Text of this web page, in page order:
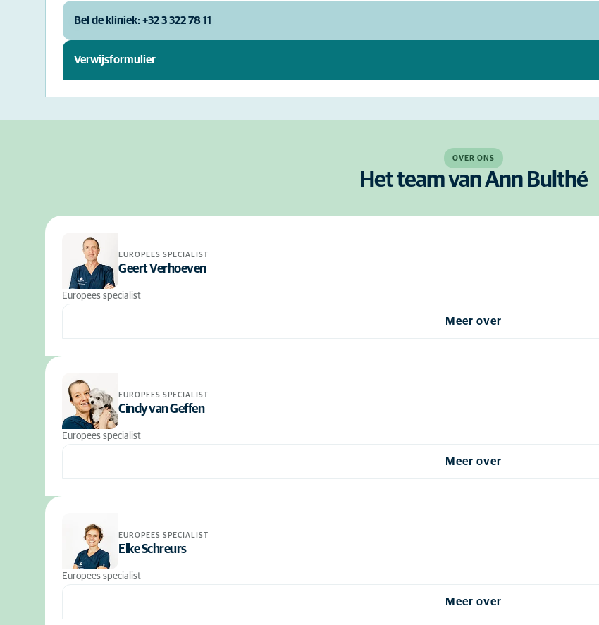
Bel de kliniek: +32 3 322 78 11
Verwijsformulier
OVER ONS
Het team van Ann Bulthé
EUROPEES SPECIALIST
Geert Verhoeven
Europees specialist
Meer over
EUROPEES SPECIALIST
Cindy van Geffen
Europees specialist
Meer over
EUROPEES SPECIALIST
Elke Schreurs
Europees specialist
Meer over